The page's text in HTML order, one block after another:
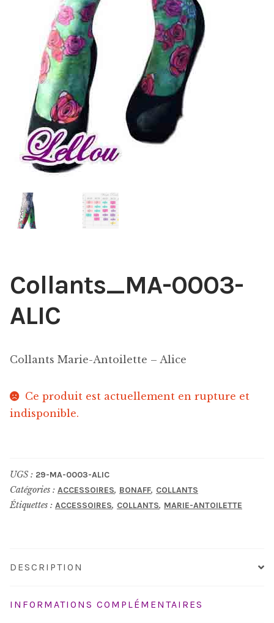
Collants_MA-0003-
ALIC
Collants Marie-Antoilette – Alice
Ce produit est actuellement en rupture et
indisponible.
UGS : 29-MA-0003-ALIC
Catégories : ACCESSOIRES, BONAFF, COLLANTS
Étiquettes : ACCESSOIRES, COLLANTS, MARIE-ANTOILETTE
DESCRIPTION
INFORMATIONS COMPLÉMENTAIRES